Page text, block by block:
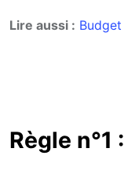
Lire aussi :
Règle